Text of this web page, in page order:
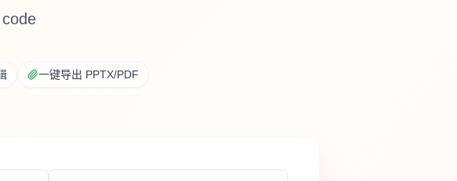
一键导出 PPTX/PDF